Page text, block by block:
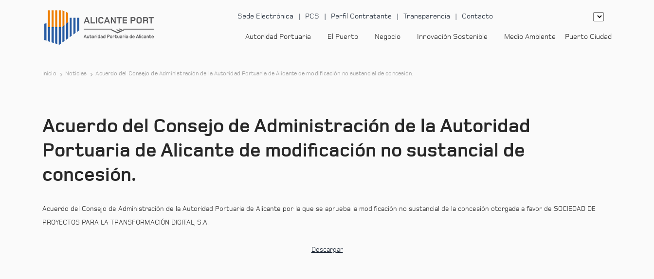
Sede Electrónica PCS Perfil Contratante Transparencia Contacto
Autoridad Portuaria El Puerto Negocio Innovación Sostenible Medio Ambiente Puerto Ciudad
Inicio Noticias Acuerdo del Consejo de Administración de la Autoridad Portuaria de Alicante de modificación no sustancial de concesión.
Acuerdo del Consejo de Administración de la Autoridad
Portuaria de Alicante de modificación no sustancial de
concesión.
Acuerdo del Consejo de Administración de la Autoridad Portuaria de Alicante por la que se aprueba la modificación no sustancial de la concesión otorgada a favor de SOCIEDAD DE
PROYECTOS PARA LA TRANSFORMACIÓN DIGITAL, S.A.
Descargar